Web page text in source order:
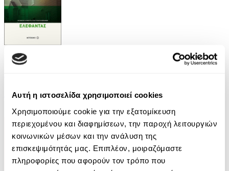
Αυτή η ιστοσελίδα χρησιμοποιεί cookies
Χρησιμοποιούμε cookie για την εξατομίκευση
περιεχομένου και διαφημίσεων, την παροχή λειτουργιών
κοινωνικών μέσων και την ανάλυση της
επισκεψιμότητάς μας. Επιπλέον, μοιραζόμαστε
πληροφορίες που αφορούν τον τρόπο που
eBook
Ρέιμοντ Κάρβερ
7.99€